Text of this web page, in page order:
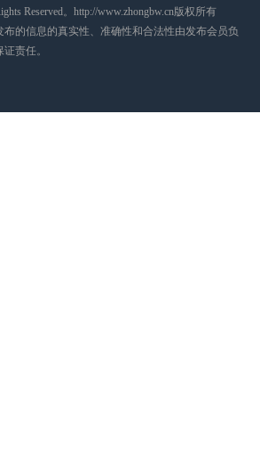
Reserved。http://www.zhongbw.cn版权所有
的信息的真实性、准确性和合法性由发布会员负
责任。